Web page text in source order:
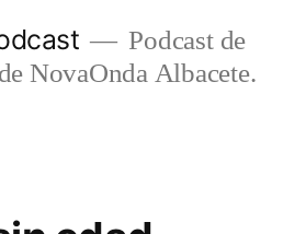
Podcast de
NovaOnda Albacete.